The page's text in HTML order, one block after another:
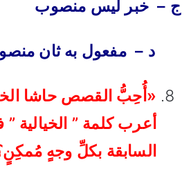
ج – خبر ليس منصوب
د – مفعول به ثان
«أُحِبُّ القصص حاشا
أعرب كلمة ” الخيالية ”
السابقة بكلِّ وجهٍ